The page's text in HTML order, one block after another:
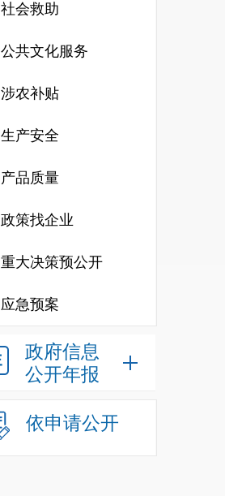
社会救助
公共文化服务
涉农补贴
生产安全
产品质量
政策找企业
重大决策预公开
应急预案
政府信息
公开年报
依申请公开